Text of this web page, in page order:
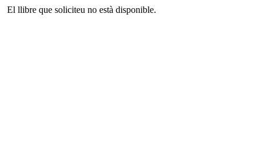
El llibre que soliciteu no està disponible.